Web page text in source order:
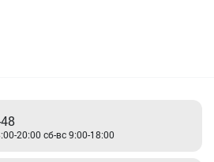
20:00 сб-вс 9:00-18:00